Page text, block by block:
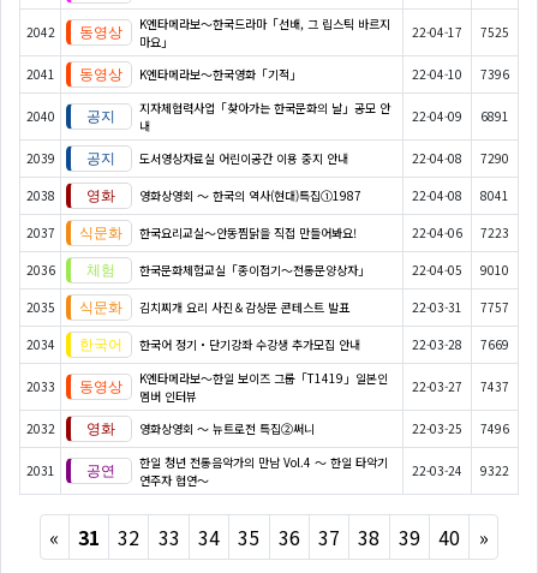
2042
K엔타메라보～한국드라마「선배, 그 립스틱 바르지
마요」
22-04-17 7525
2041 K엔타메라보～한국영화「기적」 22-04-10 7396
2040
지자체협력사업「찾아가는 한국문화의 날」공모 안
내
22-04-09 6891
2039 도서영상자료실 어린이공간 이용 중지 안내 22-04-08 7290
2038 영화상영회 ～ 한국의 역사(현대)특집①1987 22-04-08 8041
2037 한국요리교실〜안동찜닭을 직접 만들어봐요! 22-04-06 7223
2036 한국문화체험교실「종이접기〜전통문양상자」 22-04-05 9010
2035 김치찌개 요리 사진＆감상문 콘테스트 발표 22-03-31 7757
2034 한국어 정기・단기강좌 수강생 추가모집 안내 22-03-28 7669
2033
K엔타메라보～한일 보이즈 그룹「T1419」일본인
멤버 인터뷰
22-03-27 7437
2032 영화상영회 ～ 뉴트로전 특집②써니 22-03-25 7496
2031
한일 청년 전통음악가의 만남 Vol.4 ～ 한일 타악기
연주자 협연～
22-03-24 9322
« Previous
31 32 33 34 35 36 37 38 39 40 »Next